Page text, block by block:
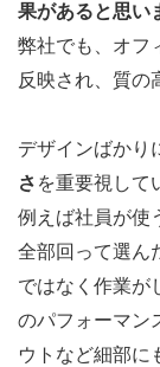
果があると思い
弊社でも、オフ
反映され、質の
デザインばかり
さ を重要視して
例えば社員が使
全部回って選ん
ではなく作業が
のパフォーマン
ウトなど細部に